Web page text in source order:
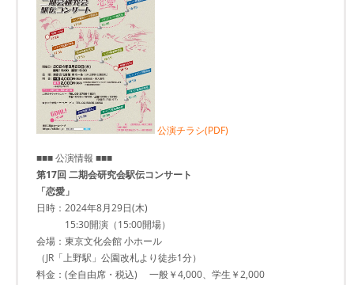
公演チラシ(PDF)
■■■ 公演情報 ■■■
第17回 二期会研究会駅伝コンサート
「恋愛」
日時：2024年8月29日(木)
15:30開演（15:00開場）
会場：東京文化会館 小ホール
（JR「上野駅」公園改札より徒歩1分）
料金：(全自由席・税込) 一般￥4,000、学生￥2,000